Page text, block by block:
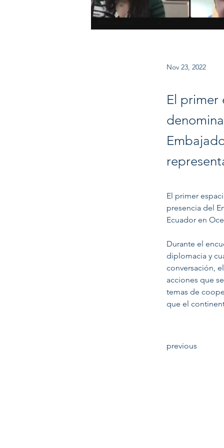
Nov 23, 2022
El primer
El primer
presencia del
Ecuador en
Durante el
diplomacia y
conversación,
acciones que
temas de
que el
previous